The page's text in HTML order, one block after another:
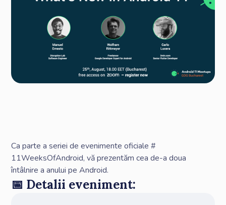
Ca parte a seriei de evenimente oficiale #
11WeeksOfAndroid, vă prezentăm cea de-a doua
întâlnire a anului pe Android.
📅 Detalii eveniment: